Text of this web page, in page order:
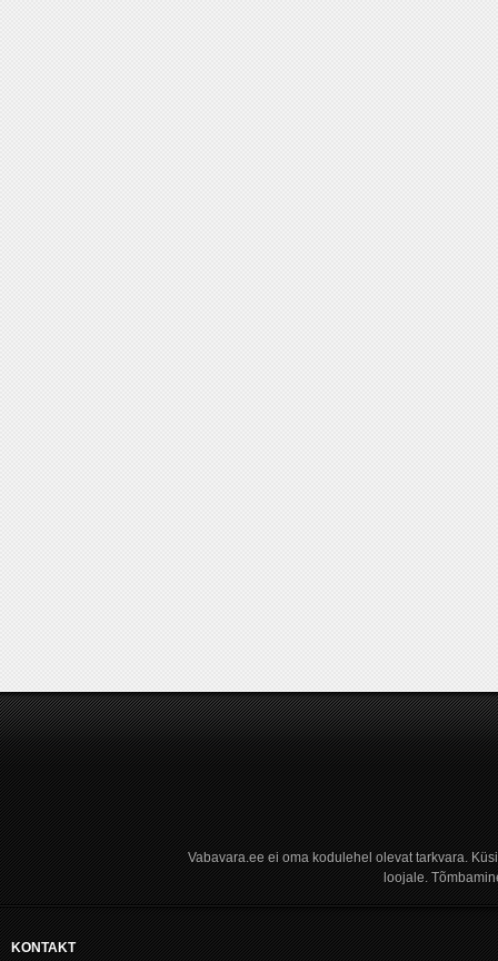
Vabavara.ee ei oma kodulehel olevat tarkvara.
loojale.
KONTAKT